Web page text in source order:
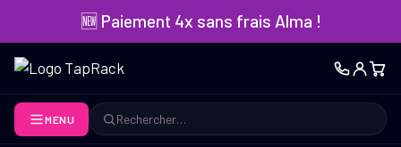
contenu
🆕 Paiement 4x sans frais Alma !
MENU
Rechercher